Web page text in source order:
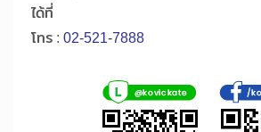
ได้ที่
โทร : 02-521-7888